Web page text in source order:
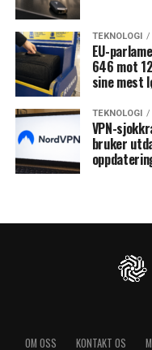
TEKNOLOGI
EU-
646 mot
sine mest
TEKNOLOGI
VPN-
bruker
OM OSS KONTAKT OS